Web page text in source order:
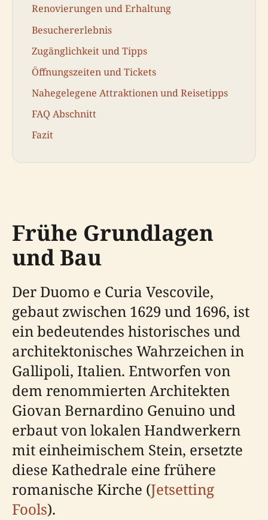
Renovierungen und Erhaltung
Besuchererlebnis
Zugänglichkeit und Tipps
Öffnungszeiten und Tickets
Nahegelegene Attraktionen und Reisetipps
FAQ Abschnitt
Fazit
Frühe Grundlagen
und Bau
Der Duomo e Curia Vescovile,
gebaut zwischen 1629 und 1696, ist
ein bedeutendes historisches und
architektonisches Wahrzeichen in
Gallipoli, Italien. Entworfen von
dem renommierten Architekten
Giovan Bernardino Genuino und
erbaut von lokalen Handwerkern
mit einheimischem Stein, ersetzte
diese Kathedrale eine frühere
romanische Kirche (Jetsetting
Fools).